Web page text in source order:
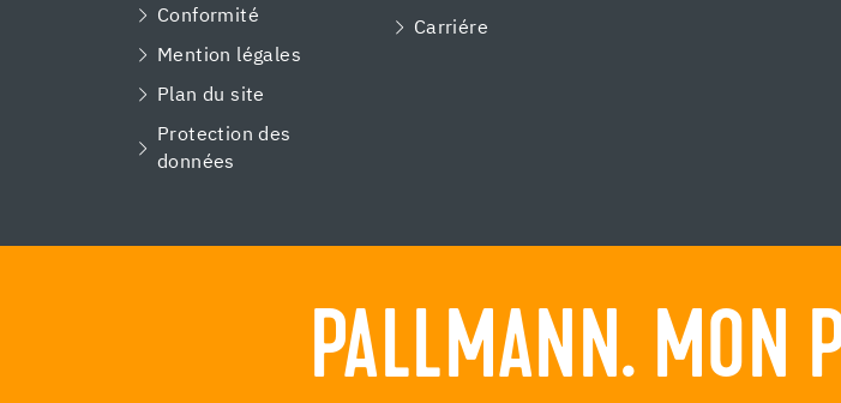
Conformité
Mention légales
Plan du site
Protection des
données
Carriére
PALLMANN. MON